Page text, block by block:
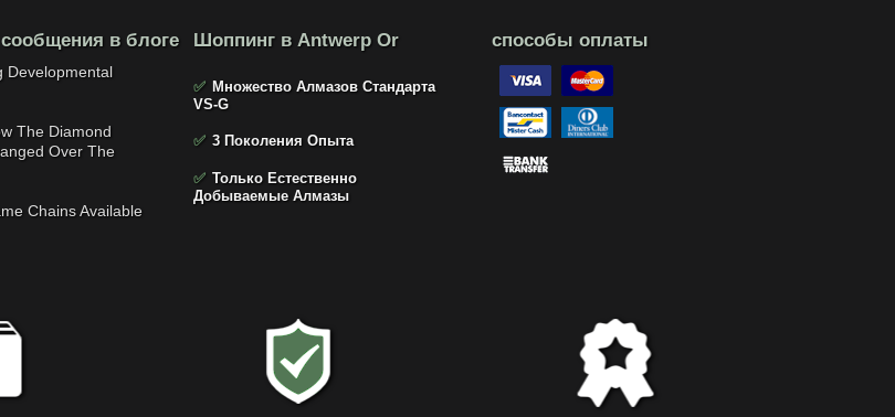
в блоге
Developmental
The Diamond
Over The
Chains Available
Шоппинг в Antwerp Or
✅ Множество Алмазов Стандарта
VS-G
✅ 3 Поколения Опыта
✅ Только Естественно
Добываемые Алмазы
способы оплаты